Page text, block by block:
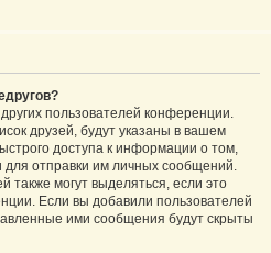
пользователей конференции.
друзей, будут указаны в вашем
доступа к информации о том,
для отправки им личных сообщений.
также могут выделяться, если это
Если вы добавили пользователей
ими сообщения будут скрыты